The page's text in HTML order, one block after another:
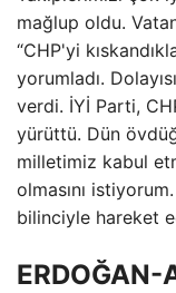
mağlup oldu.
“CHP'yi
yorumladı.
verdi. İYİ Parti,
yürüttü. Dün
milletimiz kabul
olmasını
bilinciyle hareket
ERDOĞAN-